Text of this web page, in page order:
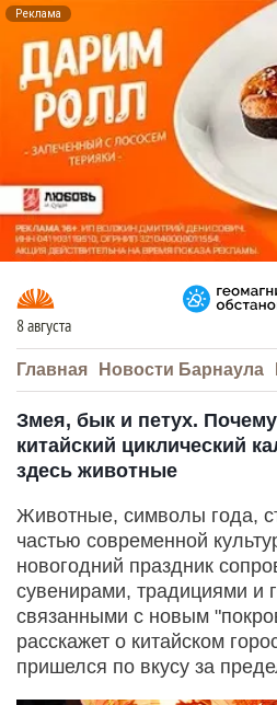
Реклама
8 августа
Главная Новости Барнаула
Змея, бык и петух.
китайский циклический
здесь животные
Животные, символы года,
частью современной
новогодний праздник
сувенирами, традициями и
связанными с новым
расскажет о китайском
пришелся по вкусу за